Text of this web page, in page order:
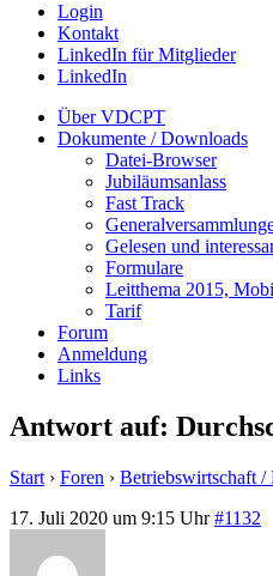
Login
Kontakt
LinkedIn für Mitglieder
LinkedIn
Über VDCPT
Dokumente / Downloads
Datei-Browser
Jubiläumsanlass
Fast Track
Gelesen und
Formulare
Leitthema 2015,
Tarif
Forum
Anmeldung
Links
Antwort auf:
Start › Foren › Betriebswirtschaft /
17. Juli 2020 um 9:15 Uhr #1132